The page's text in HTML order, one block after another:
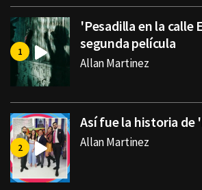
'Pesadilla en la calle
segunda película
Allan Martinez
Así fue la historia de
Allan Martinez